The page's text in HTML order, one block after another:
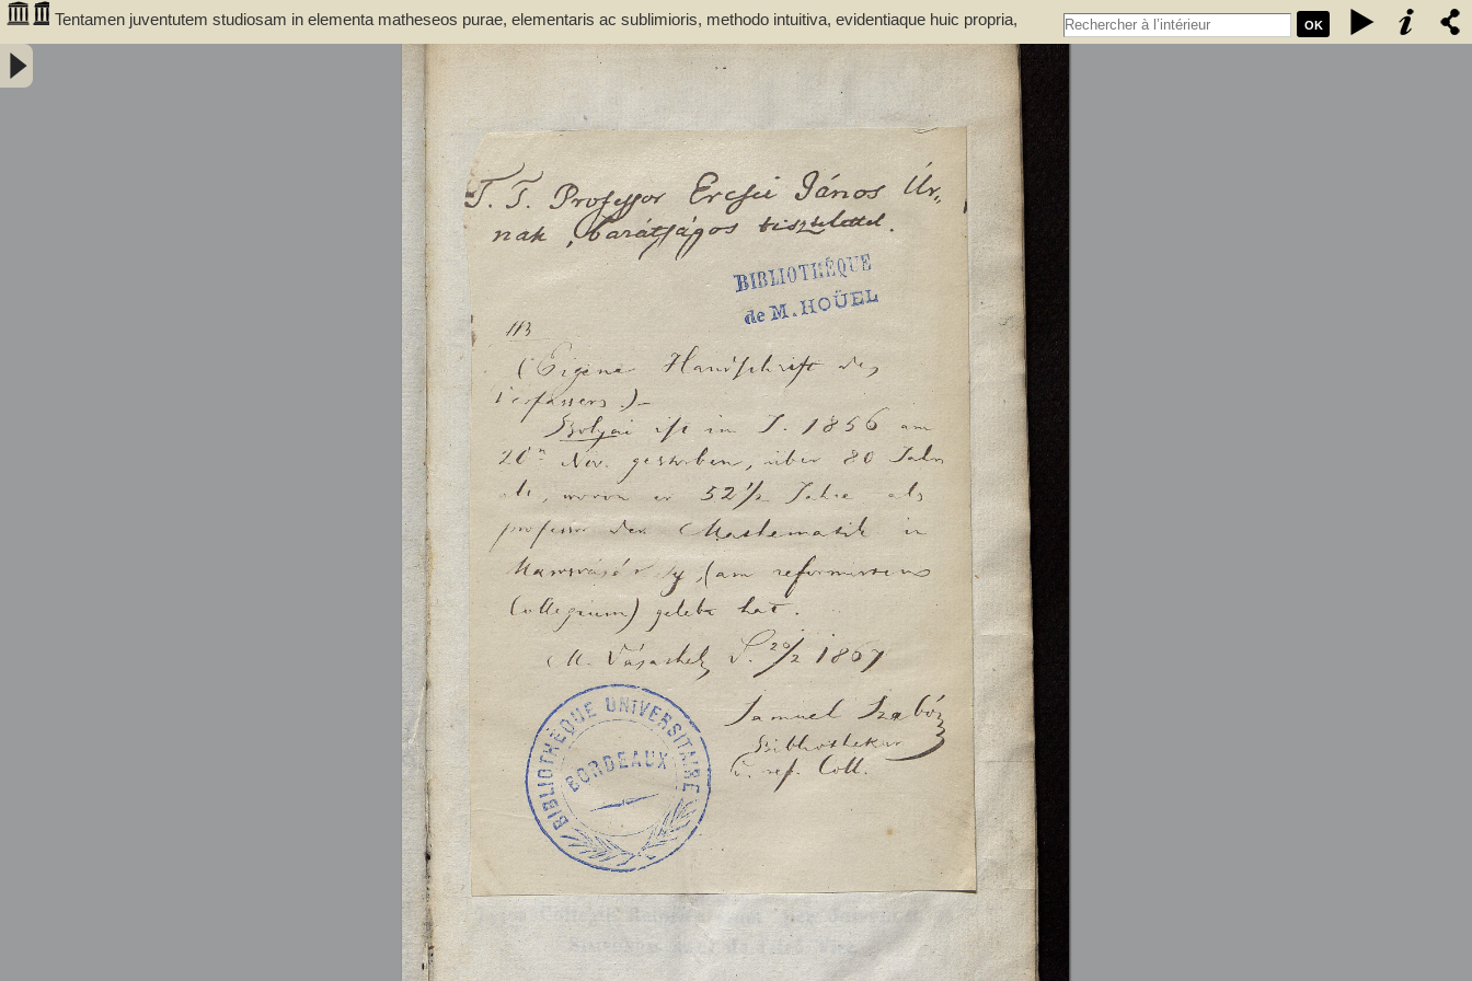
OK
Tentamen juventutem studiosam in elementa matheseos purae, elementaris ac sublimioris, methodo intuitiva, evidentiaque huic propria,
introducendi. Cum appendice triplici. Auctore Professore Matheseos et Physices Chemiaeque Publ. Ordinario. Tomus primus - Bolyai, Farkas